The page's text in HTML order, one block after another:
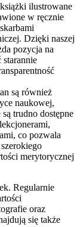
ilustrowane
w ręcznie
Dzięki naszej
pozycja na
starannie
są również
naukowej,
trudno dostępne
co pozwala
merytorycznej
Regularnie
oraz
się także